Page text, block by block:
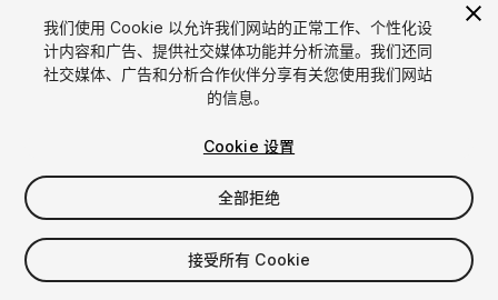
1/70
$4.99
增值税将在结算时计算
我们使用 Cookie 以允许我们网站的正常工作、个性化设
计内容和广告、提供社交媒体功能并分析流量。我们还同
社交媒体、广告和分析合作伙伴分享有关您使用我们网站
的信息。
Cookie 设置
全部拒绝
接受所有 Cookie